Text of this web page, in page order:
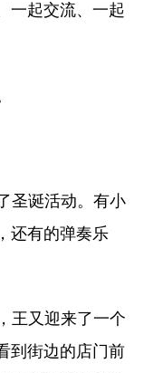
一起交流、一起
圣诞活动。有小
还有的弹奏乐
王又迎来了一个
到街边的店门前